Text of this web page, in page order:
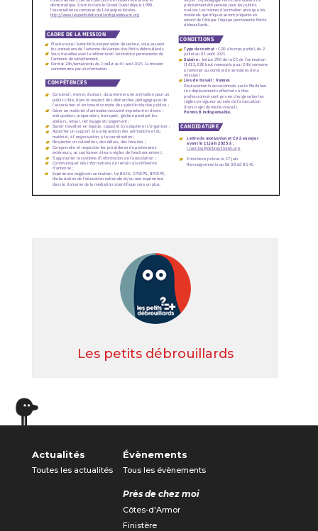
Les petits débrouillards
Actualités
Toutes les actualités
Évènements
Tous les évènements
Près de chez moi
Côtes-d'Armor
Finistère